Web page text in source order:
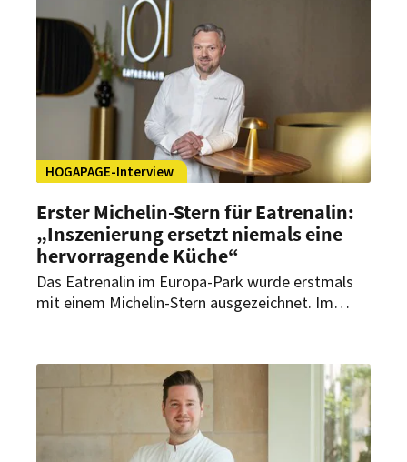
HOGAPAGE-Interview
Erster Michelin-Stern für Eatrenalin:
„Inszenierung ersetzt niemals eine
hervorragende Küche“
Das Eatrenalin im Europa-Park wurde erstmals
mit einem Michelin-Stern ausgezeichnet. Im
einem multisensorischen Konzept und die
Zukunft der Erlebnisgastronomie im Fine-Dining-